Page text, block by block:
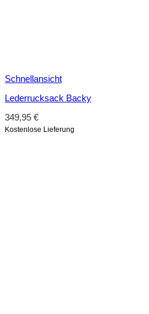
Schnellansicht
Lederrucksack Backy
349,95 €
Kostenlose Lieferung